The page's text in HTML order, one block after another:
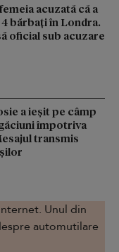
acuzată că a
bărbați în Londra.
oficial sub acuzare
a ieșit pe câmp
împotriva
transmis